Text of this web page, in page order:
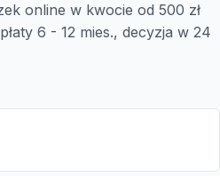
online w kwocie od 500 zł
6 - 12 mies., decyzja w 24